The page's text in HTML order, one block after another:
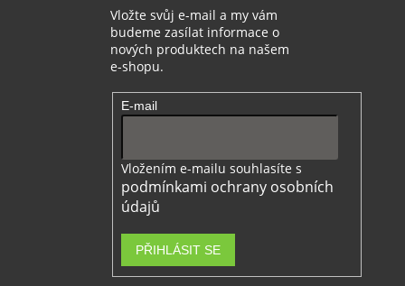
Vložte svůj e-mail a my vám
budeme zasílat informace o
nových produktech na našem
e-shopu.
E-mail
Vložením e-mailu souhlasíte s
podmínkami ochrany osobních
údajů
PŘIHLÁSIT SE